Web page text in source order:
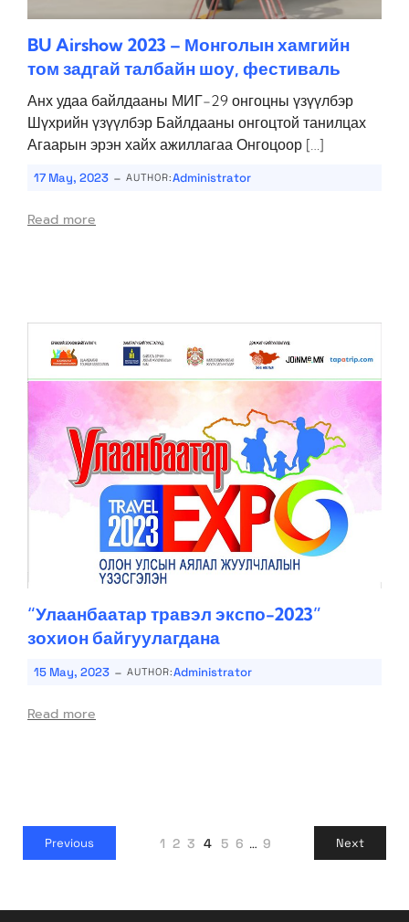
BU Airshow 2023 – Монголын хамгийн
том задгай талбайн шоу, фестиваль
Анх удаа байлдааны МИГ-29 онгоцны үзүүлбэр
Шүхрийн үзүүлбэр Байлдааны онгоцтой танилцах
Агаарын эрэн хайх ажиллагаа Онгоцоор […]
17 May, 2023 - AUTHOR:Administrator
Read more
“Улаанбаатар травэл экспо-2023”
зохион байгуулагдана
15 May, 2023 - AUTHOR:Administrator
Read more
Previous 1 2 3 4 5 6 … 9 Next